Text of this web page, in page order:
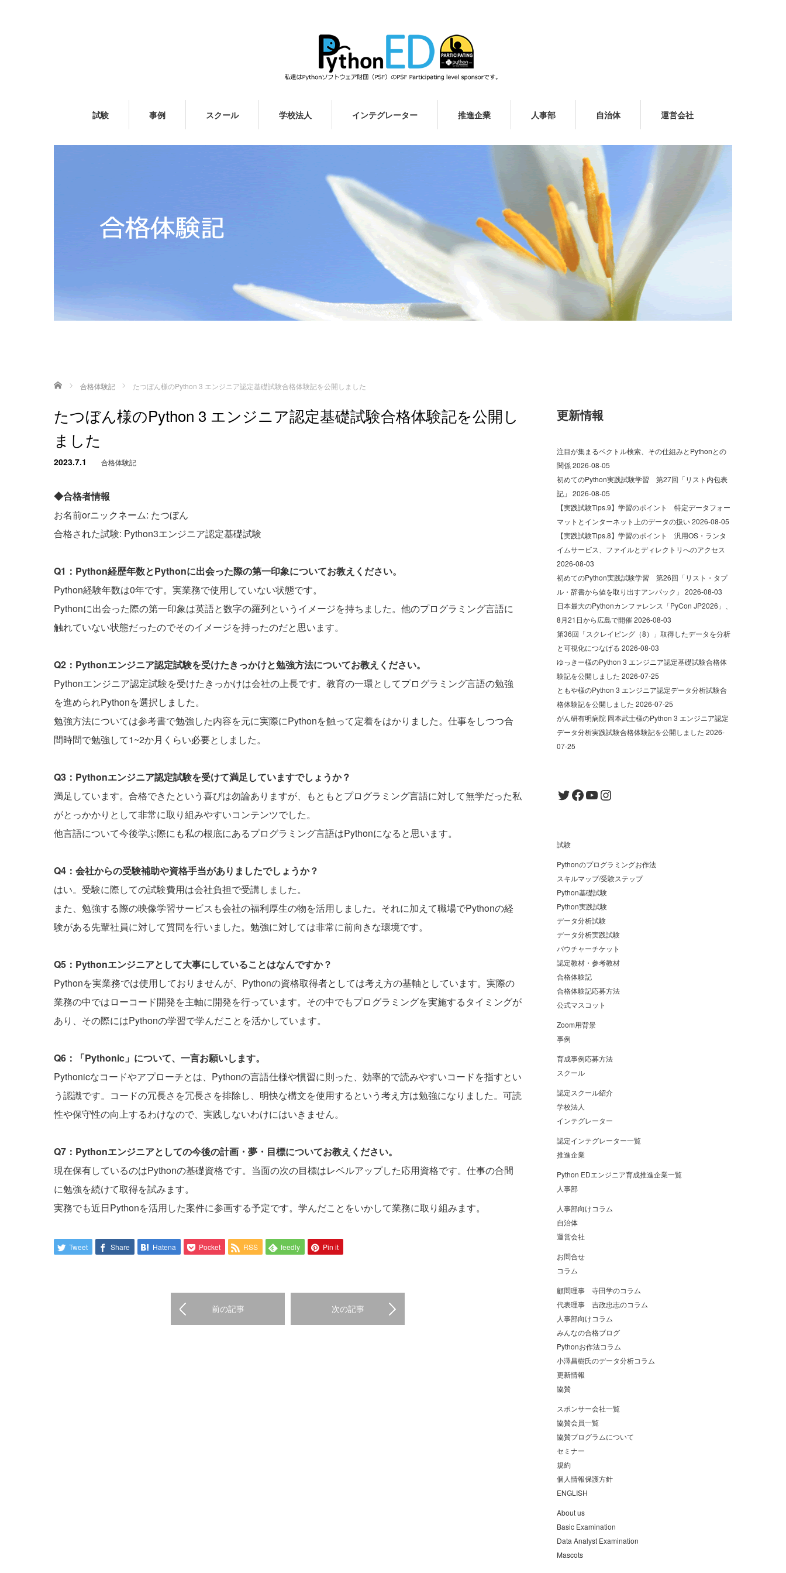
試験 事例 スクール 学校法人 インテグレーター 推進企業 人事部 自治体 運営会社
ホーム 合格体験記 たつぼん様のPython 3 エンジニア認定基礎試験合格体験記を公開しました
たつぼん様のPython 3 エンジニア認定基礎試験合格体験記を公開し
ました
2023.7.1 合格体験記
◆合格者情報
お名前orニックネーム: たつぼん
合格された試験: Python3エンジニア認定基礎試験
Q1：Python経歴年数とPythonに出会った際の第一印象についてお教えください。
Python経験年数は0年です。実業務で使用していない状態です。
Pythonに出会った際の第一印象は英語と数字の羅列というイメージを持ちました。他のプログラミング言語に
触れていない状態だったのでそのイメージを持ったのだと思います。
Q2：Pythonエンジニア認定試験を受けたきっかけと勉強方法についてお教えください。
Pythonエンジニア認定試験を受けたきっかけは会社の上長です。教育の一環としてプログラミング言語の勉強
を進められPythonを選択しました。
勉強方法については参考書で勉強した内容を元に実際にPythonを触って定着をはかりました。仕事をしつつ合
間時間で勉強して1~2か月くらい必要としました。
Q3：Pythonエンジニア認定試験を受けて満足していますでしょうか？
満足しています。合格できたという喜びは勿論ありますが、もともとプログラミング言語に対して無学だった私
がとっかかりとして非常に取り組みやすいコンテンツでした。
他言語について今後学ぶ際にも私の根底にあるプログラミング言語はPythonになると思います。
Q4：会社からの受験補助や資格手当がありましたでしょうか？
はい。受験に際しての試験費用は会社負担で受講しました。
また、勉強する際の映像学習サービスも会社の福利厚生の物を活用しました。それに加えて職場でPythonの経
験がある先輩社員に対して質問を行いました。勉強に対しては非常に前向きな環境です。
Q5：Pythonエンジニアとして大事にしていることはなんですか？
Pythonを実業務では使用しておりませんが、Pythonの資格取得者としては考え方の基軸としています。実際の
業務の中ではローコード開発を主軸に開発を行っています。その中でもプログラミングを実施するタイミングが
あり、その際にはPythonの学習で学んだことを活かしています。
Q6：「Pythonic」について、一言お願いします。
Pythonicなコードやアプローチとは、Pythonの言語仕様や慣習に則った、効率的で読みやすいコードを指すとい
う認識です。コードの冗長さを冗長さを排除し、明快な構文を使用するという考え方は勉強になりました。可読
性や保守性の向上するわけなので、実践しないわけにはいきません。
Q7：Pythonエンジニアとしての今後の計画・夢・目標についてお教えください。
現在保有しているのはPythonの基礎資格です。当面の次の目標はレベルアップした応用資格です。仕事の合間
に勉強を続けて取得を試みます。
実務でも近日Pythonを活用した案件に参画する予定です。学んだことをいかして業務に取り組みます。
Tweet Share Hatena Pocket RSS feedly Pin it
前の記事 次の記事
更新情報
注目が集まるベクトル検索、その仕組みとPythonとの
関係2026-08-05
初めてのPython実践試験学習 第27回「リスト内包表
記」 2026-08-05
【実践試験Tips.9】学習のポイント 特定データフォー
マットとインターネット上のデータの扱い2026-08-05
【実践試験Tips.8】学習のポイント 汎用OS・ランタ
イムサービス、ファイルとディレクトリへのアクセス
2026-08-03
初めてのPython実践試験学習 第26回「リスト・タプ
ル・辞書から値を取り出すアンパック」 2026-08-03
日本最大のPythonカンファレンス「PyCon JP2026」、
8月21日から広島で開催2026-08-03
第36回「スクレイピング（8）」取得したデータを分析
と可視化につなげる 2026-08-03
ゆっきー様のPython 3 エンジニア認定基礎試験合格体
験記を公開しました 2026-07-25
ともや様のPython 3 エンジニア認定データ分析試験合
格体験記を公開しました 2026-07-25
がん研有明病院 岡本武士様のPython 3 エンジニア認定
データ分析実践試験合格体験記を公開しました 2026-
07-25
Twitter
Facebook
YouTube
Instagram
試験
Pythonのプログラミングお作法
スキルマップ/受験ステップ
Python基礎試験
Python実践試験
データ分析試験
データ分析実践試験
バウチャーチケット
認定教材・参考教材
合格体験記
合格体験記応募方法
公式マスコット
Zoom用背景
事例
育成事例応募方法
スクール
認定スクール紹介
学校法人
インテグレーター
認定インテグレーター一覧
推進企業
Python EDエンジニア育成推進企業一覧
人事部
人事部向けコラム
自治体
運営会社
お問合せ
コラム
顧問理事 寺田学のコラム
代表理事 吉政忠志のコラム
人事部向けコラム
みんなの合格ブログ
Pythonお作法コラム
小澤昌樹氏のデータ分析コラム
更新情報
協賛
スポンサー会社一覧
協賛会員一覧
協賛プログラムについて
セミナー
規約
個人情報保護方針
ENGLISH
About us
Basic Examination
Data Analyst Examination
Mascots